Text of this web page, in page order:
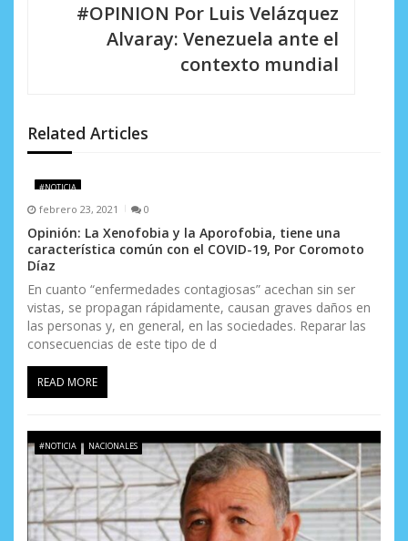
n
d
e
e
n
t
r
a
d
a
s
#OPINION Por Luis Velázquez
Alvaray: Venezuela ante el
contexto mundial
Related Articles
#NOTICIA
febrero 23, 2021 0
Opinión: La Xenofobia y la Aporofobia, tiene una
característica común con el COVID-19, Por Coromoto
Díaz
En cuanto “enfermedades contagiosas” acechan sin ser
vistas, se propagan rápidamente, causan graves daños en
las personas y, en general, en las sociedades. Reparar las
consecuencias de este tipo de d
READ MORE
#NOTICIA NACIONALES